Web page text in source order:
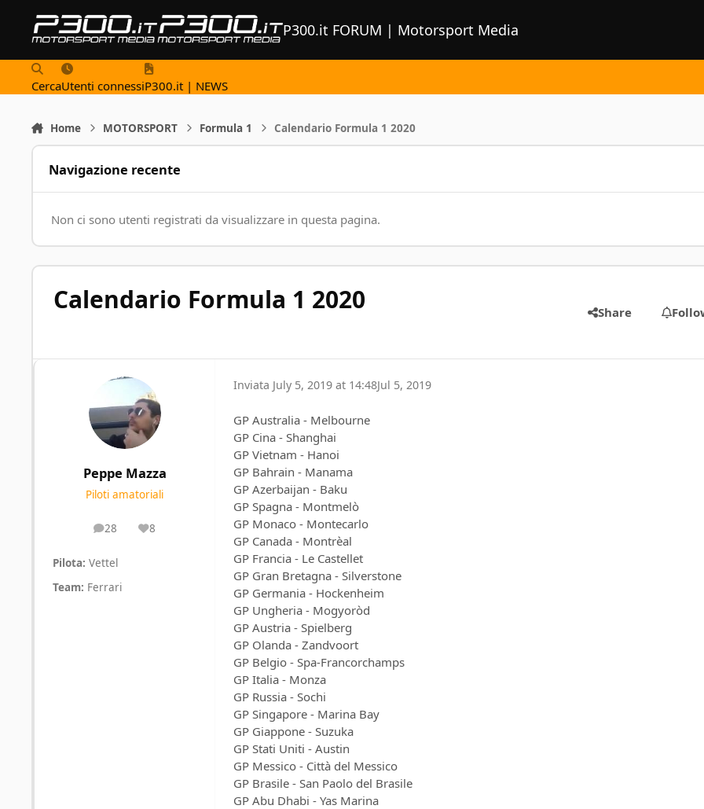
P300.it FORUM | Motorsport Media
CercaUtenti connessiP300.it | NEWS
Home MOTORSPORT Formula 1 Calendario Formula 1 2020
Navigazione recente
Non ci sono utenti registrati da visualizzare in questa pagina.
Calendario Formula 1 2020 Share
Peppe Mazza
Piloti amatoriali
28
posts 8
Reputation
Pilota: Vettel
Team: Ferrari
Inviata July 5, 2019 at 14:48Jul 5, 2019
GP Australia - Melbourne
GP Cina - Shanghai
GP Vietnam - Hanoi
GP Bahrain - Manama
GP Azerbaijan - Baku
GP Spagna - Montmelò
GP Monaco - Montecarlo
GP Canada - Montrèal
GP Francia - Le Castellet
GP Gran Bretagna - Silverstone
GP Germania - Hockenheim
GP Ungheria - Mogyoròd
GP Austria - Spielberg
GP Olanda - Zandvoort
GP Belgio - Spa-Francorchamps
GP Italia - Monza
GP Russia - Sochi
GP Singapore - Marina Bay
GP Giappone - Suzuka
GP Stati Uniti - Austin
GP Messico - Città del Messico
GP Brasile - San Paolo del Brasile
GP Abu Dhabi - Yas Marina